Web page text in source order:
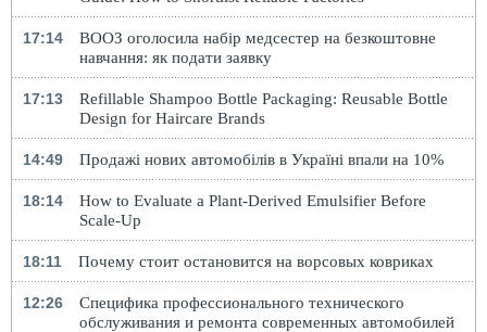
17:14
ВООЗ оголосила набір медсестер на безкоштовне
навчання: як подати заявку
17:13
Refillable Shampoo Bottle Packaging: Reusable Bottle
Design for Haircare Brands
14:49 Продажі нових автомобілів в Україні впали на 10%
18:14
How to Evaluate a Plant-Derived Emulsifier Before
Scale-Up
18:11 Почему стоит остановится на ворсовых ковриках
12:26
Специфика профессионального технического
обслуживания и ремонта современных автомобилей